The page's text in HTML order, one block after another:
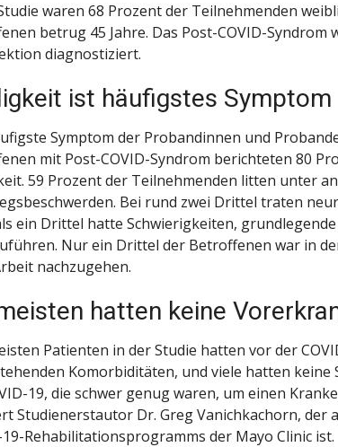
waren 68 Prozent der Teilnehmenden
betrug 45 Jahre. Das Post-COVID-Syndrom
diagnostiziert.
ist häufigstes Symptom
Symptom der Probandinnen und
mit Post-COVID-Syndrom berichteten 80
59 Prozent der Teilnehmenden litten unter
Bei rund zwei Drittel traten
ein Drittel hatte Schwierigkeiten,
Nur ein Drittel der Betroffenen war in
nachzugehen.
hatten keine
Patienten in der Studie hatten vor der
Komorbiditäten, und viele hatten keine
19, die schwer genug waren, um einen
Studienerstautor Dr. Greg Vanichkachorn, der
19-Rehabilitationsprogramms der Mayo Clinic ist.